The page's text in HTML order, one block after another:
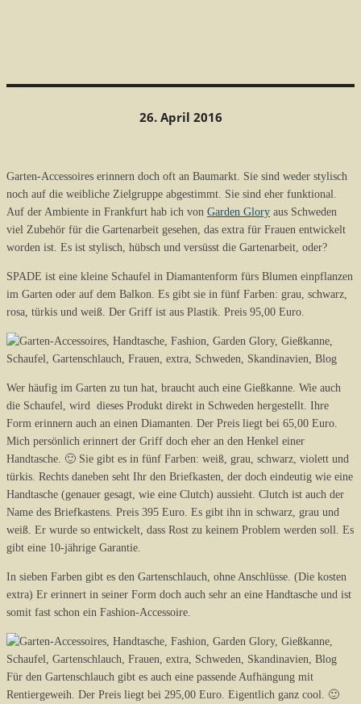
26. April 2016
Garten-Accessoires erinnern doch oft an Baumarkt. Sie sind weder stylisch
noch auf die weibliche Zielgruppe abgestimmt. Sie sind eher funktional.
Auf der Ambiente in Frankfurt hab ich von Garden Glory aus Schweden
viel Zubehör für die Gartenarbeit gesehen, das extra für Frauen entwickelt
worden ist. Es ist stylisch, hübsch und versüsst die Gartenarbeit, oder?
SPADE ist eine kleine Schaufel in Diamantenform fürs Blumen einpflanzen
im Garten oder auf dem Balkon. Es gibt sie in fünf Farben: grau, schwarz,
rosa, türkis und weiß. Der Griff ist aus Plastik. Preis 95,00 Euro.
Wer häufig im Garten zu tun hat, braucht auch eine Gießkanne. Wie auch
die Schaufel, wird dieses Produkt direkt in Schweden hergestellt. Ihre
Form erinnern auch an einen Diamanten. Der Preis liegt bei 65,00 Euro.
Mich persönlich erinnert der Griff doch eher an den Henkel einer
Handtasche. 🙂 Sie gibt es in fünf Farben: weiß, grau, schwarz, violett und
türkis. Rechts daneben seht Ihr den Briefkasten, der doch eindeutig wie eine
Handtasche (genauer gesagt, wie eine Clutch) aussieht. Clutch ist auch der
Name des Briefkastens. Preis 395 Euro. Es gibt ihn in schwarz, grau und
weiß. Er wurde so entwickelt, dass Rost zu keinem Problem werden soll. Es
gibt eine 10-jährige Garantie.
In sieben Farben gibt es den Gartenschlauch, ohne Anschlüsse. (Die kosten
extra) Er erinnert in seiner Form doch auch sehr an eine Handtasche und ist
somit fast schon ein Fashion-Accessoire.
Für den Gartenschlauch gibt es auch eine passende Aufhängung mit
Rentiergeweih. Der Preis liegt bei 295,00 Euro. Eigentlich ganz cool. 🙂